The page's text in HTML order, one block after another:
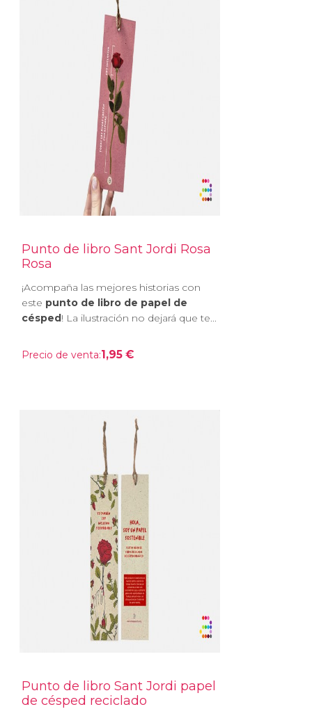
Punto de libro Sant Jordi Rosa
Rosa
¡Acompaña las mejores historias con
este punto de libro de papel de
césped! La ilustración no dejará que te...
Precio de venta:1,95 €
Punto de libro Sant Jordi papel
de césped reciclado